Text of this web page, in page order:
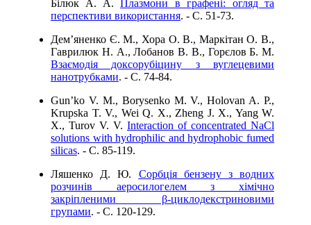
Білюк A. A.Плазмони в графені: огляд та
перспективи використання. - C. 51-73.
Дем’яненко Є. M., Хора О. В., Маркітан О. В.,
Гаврилюк Н. А., Лобанов В. В., Горєлов Б. М.
Взаємодія доксорубіцину з вуглецевими
нанотрубками. - C. 74-84.
Gun’ko V. M., Borysenko M. V., Holovan A. P.,
Krupska T. V., Wei Q. X., Zheng J. X., Yang W.
X., Turov V. V. Interaction of concentrated NaCl
solutions with hydrophilic and hydrophobic fumed
silicas. - C. 85-119.
Ляшенко Д. Ю. Сорбція бензену з водних
розчинів аеросилогелем з хімічно
закріпленими β-циклодекстриновими
групами. - C. 120-129.